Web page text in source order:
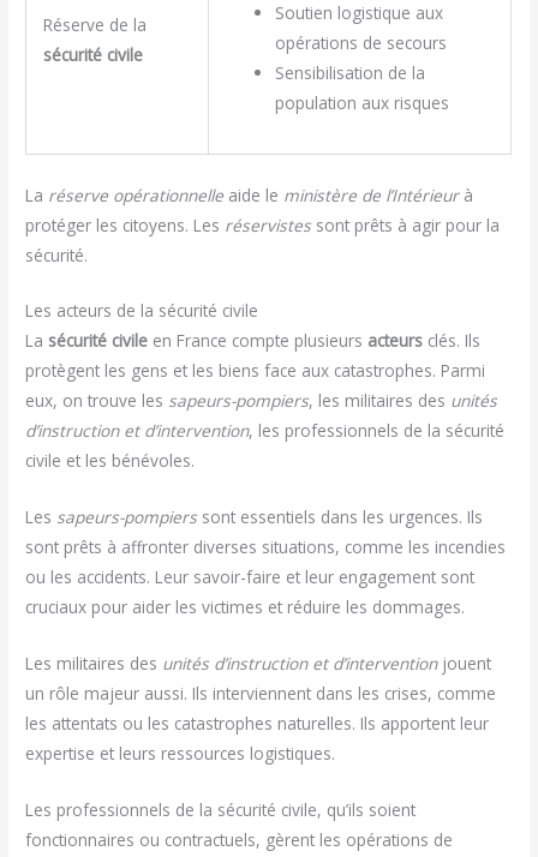
Réserve de la
sécurité civile
Soutien logistique aux
opérations de secours
Sensibilisation de la
population aux risques
La réserve opérationnelle aide le ministère de l’Intérieurà
protéger les citoyens. Les réservistessont prêts à agir pour la
sécurité.
Les acteurs de la sécurité civile
La sécurité civile en France compte plusieurs acteurs clés. Ils
protègent les gens et les biens face aux catastrophes. Parmi
eux, on trouve les sapeurs-pompiers, les militaires des unités
d’instruction et d’intervention, les professionnels de la sécurité
civile et les bénévoles.
Les sapeurs-pompierssont essentiels dans les urgences. Ils
sont prêts à affronter diverses situations, comme les incendies
ou les accidents. Leur savoir-faire et leur engagement sont
cruciaux pour aider les victimes et réduire les dommages.
Les militaires des unités d’instruction et d’interventionjouent
un rôle majeur aussi. Ils interviennent dans les crises, comme
les attentats ou les catastrophes naturelles. Ils apportent leur
expertise et leurs ressources logistiques.
Les professionnels de la sécurité civile, qu’ils soient
fonctionnaires ou contractuels, gèrent les opérations de